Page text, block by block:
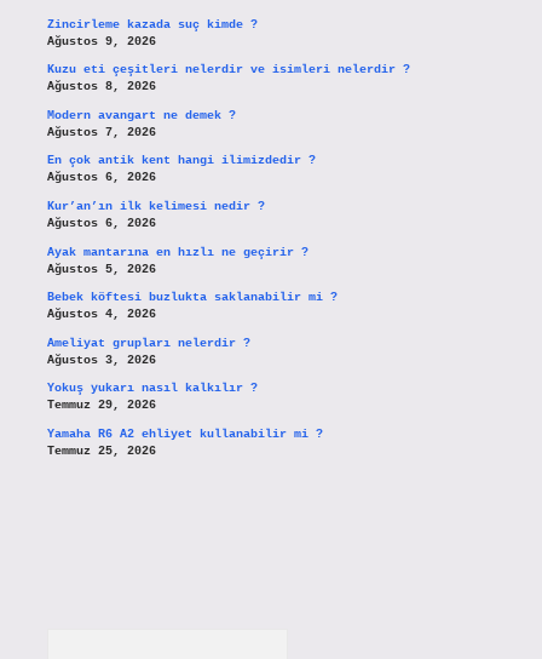
Zincirleme kazada suç kimde ?
Ağustos 9, 2026
Kuzu eti çeşitleri nelerdir ve isimleri nelerdir ?
Ağustos 8, 2026
Modern avangart ne demek ?
Ağustos 7, 2026
En çok antik kent hangi ilimizdedir ?
Ağustos 6, 2026
Kur’an’ın ilk kelimesi nedir ?
Ağustos 6, 2026
Ayak mantarına en hızlı ne geçirir ?
Ağustos 5, 2026
Bebek köftesi buzlukta saklanabilir mi ?
Ağustos 4, 2026
Ameliyat grupları nelerdir ?
Ağustos 3, 2026
Yokuş yukarı nasıl kalkılır ?
Temmuz 29, 2026
Yamaha R6 A2 ehliyet kullanabilir mi ?
Temmuz 25, 2026